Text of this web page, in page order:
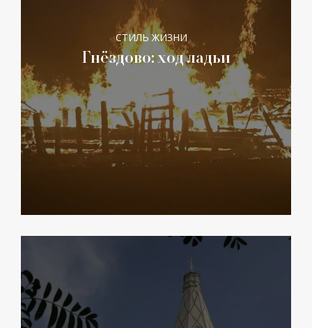
СТИЛЬ ЖИЗНИ
Гнёздово: ход ладьи